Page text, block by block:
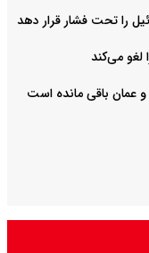
را تحت فشار قرار دهد
لغو می‌کند
و عمان باقی مانده است